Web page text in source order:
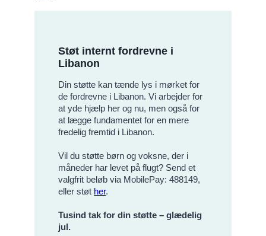
Støt internt fordrevne i
Libanon
Din støtte kan tænde lys i mørket for
de fordrevne i Libanon. Vi arbejder for
at yde hjælp her og nu, men også for
at lægge fundamentet for en mere
fredelig fremtid i Libanon.
Vil du støtte børn og voksne, der i
måneder har levet på flugt? Send et
valgfrit beløb via MobilePay: 488149,
eller støt her.
Tusind tak for din støtte – glædelig
jul.